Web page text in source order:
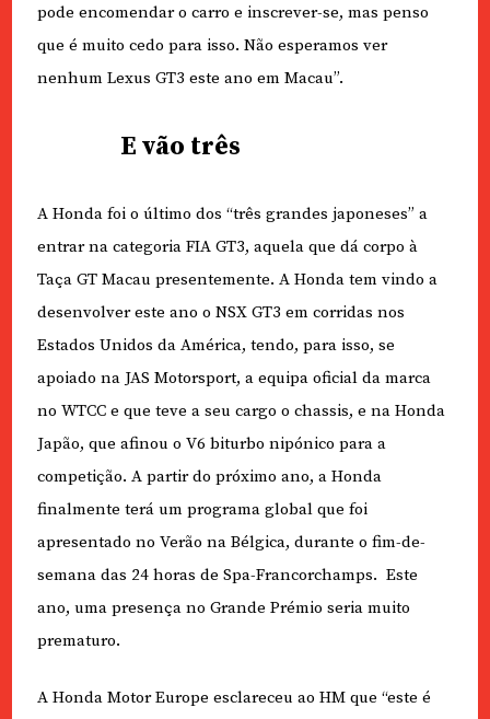
pode encomendar o carro e inscrever-se, mas penso
que é muito cedo para isso. Não esperamos ver
nenhum Lexus GT3 este ano em Macau”.
E vão três
A Honda foi o último dos “três grandes japoneses” a
entrar na categoria FIA GT3, aquela que dá corpo à
Taça GT Macau presentemente. A Honda tem vindo a
desenvolver este ano o NSX GT3 em corridas nos
Estados Unidos da América, tendo, para isso, se
apoiado na JAS Motorsport, a equipa oficial da marca
no WTCC e que teve a seu cargo o chassis, e na Honda
Japão, que afinou o V6 biturbo nipónico para a
competição. A partir do próximo ano, a Honda
finalmente terá um programa global que foi
apresentado no Verão na Bélgica, durante o fim-de-
semana das 24 horas de Spa-Francorchamps. Este
ano, uma presença no Grande Prémio seria muito
prematuro.
A Honda Motor Europe esclareceu ao HM que “este é